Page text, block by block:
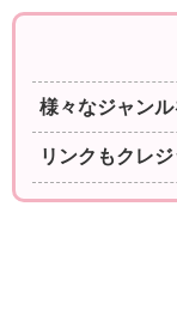
様々なジャン
リンクもクレ